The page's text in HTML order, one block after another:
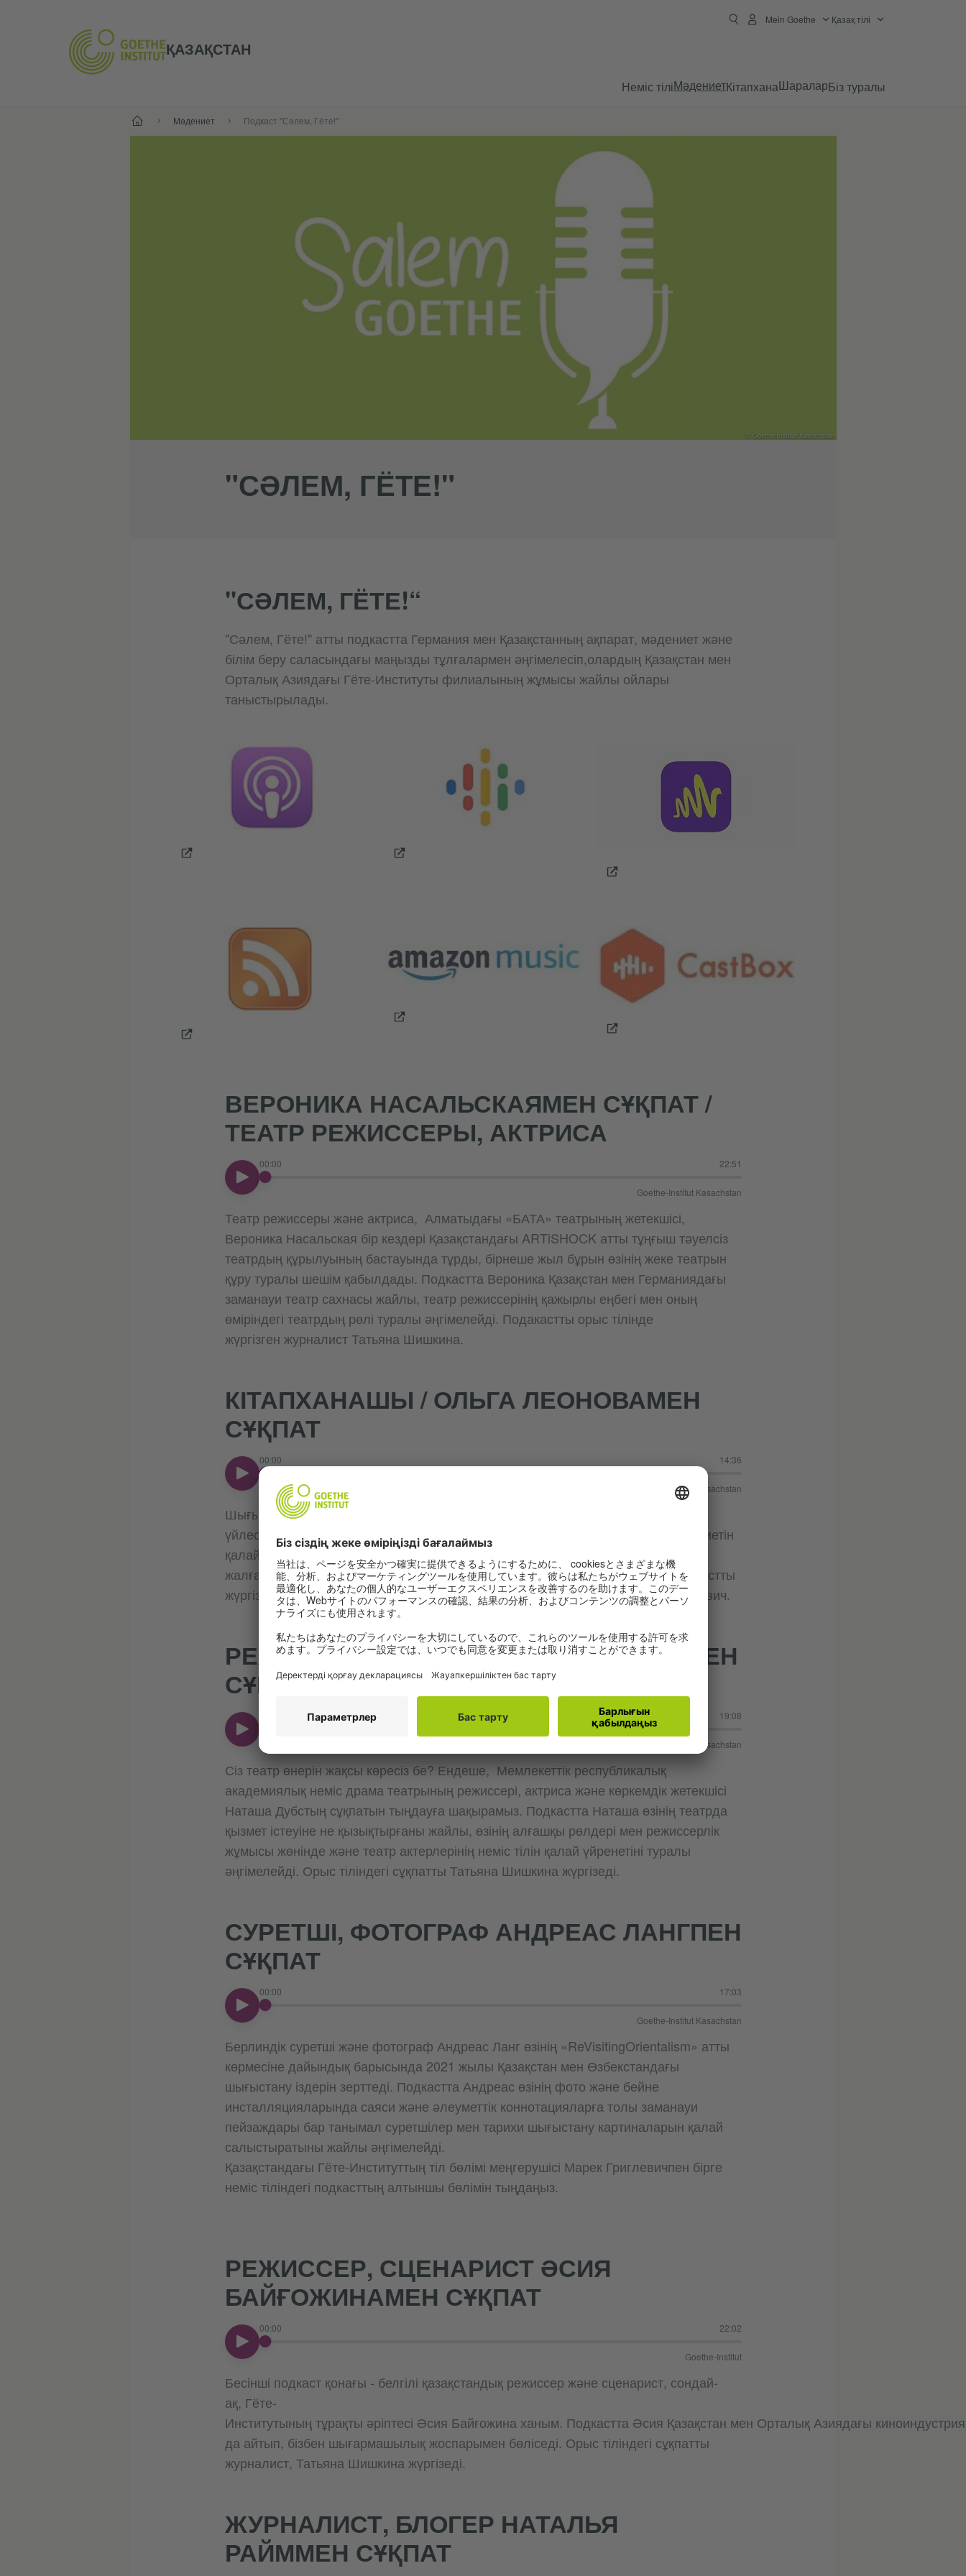
ҚАЗАҚСТАН
Mein Goethe Қазақ тілі
Неміс тіліМәдениетКітапханаШараларБіз туралы
Бастапқы Мәдениет Подкаст "Сәлем, Гёте!"
© Goethe-Institut Kasachstan
"СӘЛЕМ, ГЁТЕ!"
"СӘЛЕМ, ГЁТЕ!“
"Сәлем, Гёте!" атты подкастта Германия мен Қазақстанның ақпарат, мәдениет және
білім беру саласындағы маңызды тұлғалармен әңгімелесіп,олардың Қазақстан мен
Орталық Азиядағы Гёте-Институты филиалының жұмысы жайлы ойлары
таныстырылады.
ВЕРОНИКА НАСАЛЬСКАЯМЕН СҰҚПАТ /
ТЕАТР РЕЖИССЕРЫ, АКТРИСА
00:00 22:51
00:00
Goethe-Institut Kasachstan
Театр режиссеры және актриса, Алматыдағы «БАТА» театрының жетекшісі,
Вероника Насальская бір кездері Қазақстандағы ARTiSHOCK атты тұңғыш тәуелсіз
театрдың құрылуының бастауында тұрды, бірнеше жыл бұрын өзінің жеке театрын
құру туралы шешім қабылдады. Подкастта Вероника Қазақстан мен Германиядағы
заманауи театр сахнасы жайлы, театр режиссерінің қажырлы еңбегі мен оның
өміріндегі театрдың рөлі туралы әңгімелейді. Подакастты орыс тілінде
жүргізген журналист Татьяна Шишкина.
КІТАПХАНАШЫ / ОЛЬГА ЛЕОНОВАМЕН
СҰҚПАТ
00:00 14:36
Goethe-Institut Kasachstan
Шығыс Қазақстан облыстық кітапханасының қызметкері әрі неміс оқу залының
үйлестірушісі Ольга Леонова осы подкастта өз жұмысы жайлы, кітап оқу мәдениетін
қалай қалыптастыру және заманауи кітапхананың неліктен сүйікті кітабыңызды
жалға алатын орын ғана емес екендігі жайлы әңгімелейді. Неміс тіліндегі подкастты
жүргізген Қазақстандағы Гёте-Институттың тіл бөлімі меңгерушісі Марек Григлевич.
РЕЖИССЕР, АКТРИСА НАТАША ДУБСПЕН
СҰҚПАТ
19:08
Goethe-Institut Kasachstan
Сіз театр өнерін жақсы көресіз бе? Ендеше, Мемлекеттік республикалық
академиялық неміс драма театрының режиссері, актриса және көркемдік жетекшісі
Наташа Дубстың сұқпатын тыңдауға шақырамыз. Подкастта Наташа өзінің театрда
қызмет істеуіне не қызықтырғаны жайлы, өзінің алғашқы рөлдері мен режиссерлік
жұмысы жөнінде және театр актерлерінің неміс тілін қалай үйренетіні туралы
әңгімелейді. Орыс тіліндегі сұқпатты Татьяна Шишкина жүргізеді.
СУРЕТШІ, ФОТОГРАФ АНДРЕАС ЛАНГПЕН
СҰҚПАТ
00:00 17:03
00:00
Goethe-Institut Kasachstan
Берлиндік суретші және фотограф Андреас Ланг өзінің «ReVisitingOrientalism» атты
көрмесіне дайындық барысында 2021 жылы Қазақстан мен Өзбекстандағы
шығыстану іздерін зерттеді. Подкастта Андреас өзінің фото және бейне
инсталляцияларында саяси және әлеуметтік коннотацияларға толы заманауи
пейзаждары бар танымал суретшілер мен тарихи шығыстану картиналарын қалай
салыстыратыны жайлы әңгімелейді.
Қазақстандағы Гёте-Институттың тіл бөлімі меңгерушісі Марек Григлевичпен бірге
неміс тіліндегі подкасттың алтыншы бөлімін тыңдаңыз.
РЕЖИССЕР, СЦЕНАРИСТ ӘСИЯ
БАЙҒОЖИНАМЕН СҰҚПАТ
00:00 22:02
00:00
Goethe-Institut
Бесінші подкаст қонағы - белгілі қазақстандық режиссер және сценарист, сондай-
ақ, Гёте-
Институтының тұрақты әріптесі Әсия Байғожина ханым. Подкастта Әсия Қазақстан мен Орталық Азиядағы
да айтып, бізбен шығармашылық жоспарымен бөліседі. Орыс тіліндегі сұқпатты
журналист, Татьяна Шишкина жүргізеді.
ЖУРНАЛИСТ, БЛОГЕР НАТАЛЬЯ
РАЙММЕН СҰҚПАТ